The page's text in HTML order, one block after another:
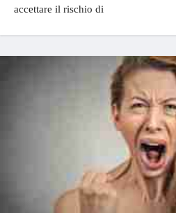
accettare il rischio di